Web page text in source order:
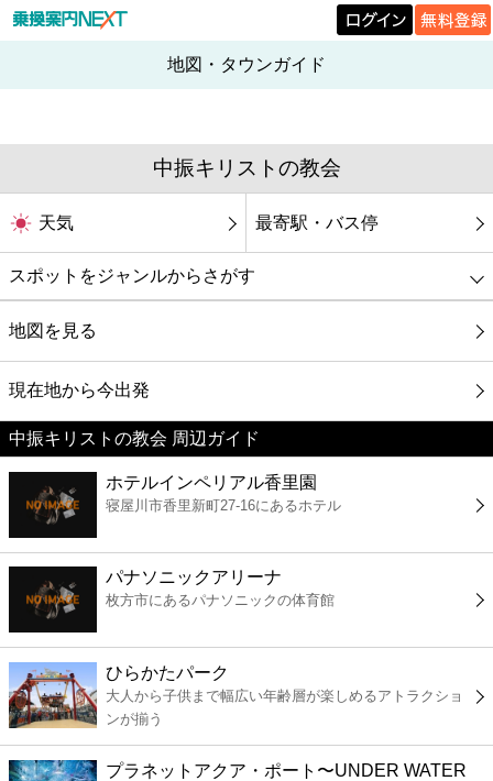
地図・タウンガイド
中振キリストの教会
天気 最寄駅・バス停
スポットをジャンルからさがす
グルメ
映画
美容
コンビニ
薬局
スーパー
エンタメ
レジャー
地図を見る
現在地から今出発
中振キリストの教会 周辺ガイド
ホテルインペリアル香里園
寝屋川市香里新町27-16にあるホテル
パナソニックアリーナ
枚方市にあるパナソニックの体育館
ひらかたパーク
大人から子供まで幅広い年齢層が楽しめるアトラクショ
ンが揃う
プラネットアクア・ポート〜UNDER WATER